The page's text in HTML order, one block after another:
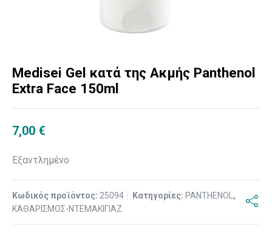
Medisei Gel κατά της Ακμής Panthenol
Extra Face 150ml
7,00 €
Εξαντλημένο
Κωδικός προϊόντος: 25094 Κατηγορίες: PANTHENOL,
ΚΑΘΑΡΙΣΜΟΣ-ΝΤΕΜΑΚΙΓΙΑΖ